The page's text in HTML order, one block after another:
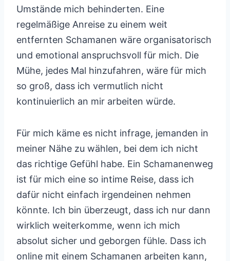
Umstände mich behinderten. Eine
regelmäßige Anreise zu einem weit
entfernten Schamanen wäre organisatorisch
und emotional anspruchsvoll für mich. Die
Mühe, jedes Mal hinzufahren, wäre für mich
so groß, dass ich vermutlich nicht
kontinuierlich an mir arbeiten würde.
Für mich käme es nicht infrage, jemanden in
meiner Nähe zu wählen, bei dem ich nicht
das richtige Gefühl habe. Ein Schamanenweg
ist für mich eine so intime Reise, dass ich
dafür nicht einfach irgendeinen nehmen
könnte. Ich bin überzeugt, dass ich nur dann
wirklich weiterkomme, wenn ich mich
absolut sicher und geborgen fühle. Dass ich
online mit einem Schamanen arbeiten kann,